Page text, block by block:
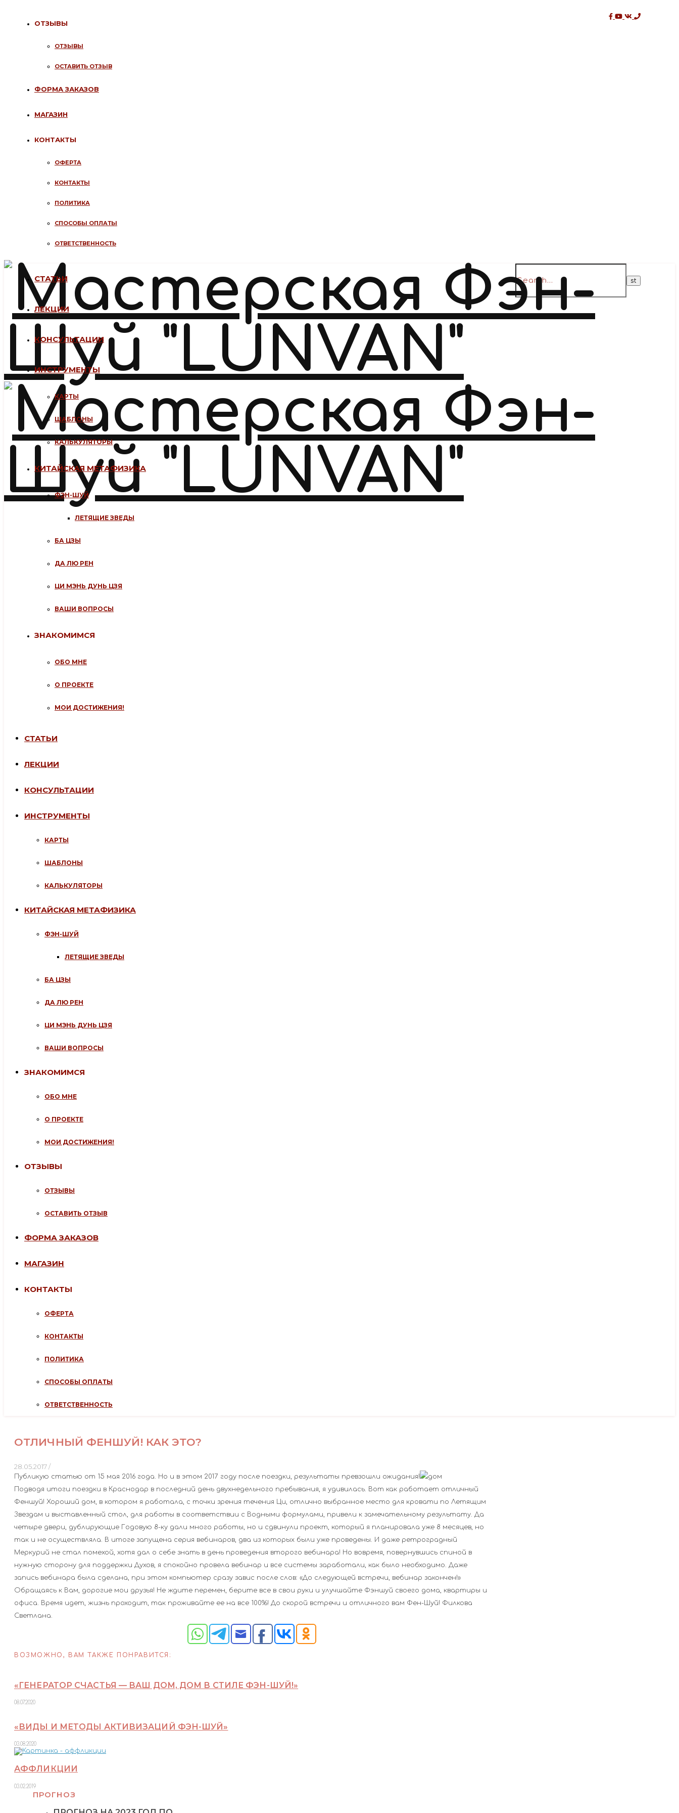
ОТЗЫВЫ
ОТЗЫВЫ
ОСТАВИТЬ ОТЗЫВ
ФОРМА ЗАКАЗОВ
МАГАЗИН
КОНТАКТЫ
ОФЕРТА
КОНТАКТЫ
ПОЛИТИКА
СПОСОБЫ ОПЛАТЫ
ОТВЕТСТВЕННОСТЬ
СТАТЬИ
ЛЕКЦИИ
КОНСУЛЬТАЦИИ
ИНСТРУМЕНТЫ
КАРТЫ
ШАБЛОНЫ
КАЛЬКУЛЯТОРЫ
КИТАЙСКАЯ МЕТАФИЗИКА
ФЭН-ШУЙ
ЛЕТЯЩИЕ ЗВЕДЫ
БА ЦЗЫ
ДА ЛЮ РЕН
ЦИ МЭНЬ ДУНЬ ЦЗЯ
ВАШИ ВОПРОСЫ
ЗНАКОМИМСЯ
ОБО МНЕ
О ПРОЕКТЕ
МОИ ДОСТИЖЕНИЯ!
СТАТЬИ
ЛЕКЦИИ
КОНСУЛЬТАЦИИ
ИНСТРУМЕНТЫ
КАРТЫ
ШАБЛОНЫ
КАЛЬКУЛЯТОРЫ
КИТАЙСКАЯ МЕТАФИЗИКА
ФЭН-ШУЙ
ЛЕТЯЩИЕ ЗВЕДЫ
БА ЦЗЫ
ДА ЛЮ РЕН
ЦИ МЭНЬ ДУНЬ ЦЗЯ
ВАШИ ВОПРОСЫ
ЗНАКОМИМСЯ
ОБО МНЕ
О ПРОЕКТЕ
МОИ ДОСТИЖЕНИЯ!
ОТЗЫВЫ
ОТЗЫВЫ
ОСТАВИТЬ ОТЗЫВ
ФОРМА ЗАКАЗОВ
МАГАЗИН
КОНТАКТЫ
ОФЕРТА
КОНТАКТЫ
ПОЛИТИКА
СПОСОБЫ ОПЛАТЫ
ОТВЕТСТВЕННОСТЬ
ОТЛИЧНЫЙ ФЕНШУЙ! КАК ЭТО?
28.05.2017/
Публикую статью от 15 мая 2016 года. Но и в этом 2017 году после поездки, результаты превзошли ожидания!
Подводя итоги поездки в Краснодар в последний день двухнедельного пребывания, я удивилась. Вот как работает отличный
Феншуй! Хороший дом, в котором я работала, с точки зрения течения Ци, отлично выбранное место для кровати по Летящим
Звездам и выставленный стол, для работы в соответствии с Водными формулами, привели к замечательному результату. Да
четыре двери, дублирующие Годовую 8-ку дали много работы, но и сдвинули проект, который я планировала уже 8 месяцев, но
так и не осуществляла. В итоге запущена серия вебинаров, два из которых были уже проведены. И даже ретроградный
Меркурий не стал помехой, хотя дал о себе знать в день проведения второго вебинара! Но вовремя, повернувшись спиной в
нужную сторону для поддержки Духов, я спокойно провела вебинар и все системы заработали, как было необходимо. Даже
запись вебинара была сделана, при этом компьютер сразу завис после слов: «До следующей встречи, вебинар закончен!»
Обращаясь к Вам, дорогие мои друзья! Не ждите перемен, берите все в свои руки и улучшайте Фэншуй своего дома, квартиры и
офиса. Время идет, жизнь проходит, так проживайте ее на все 100%! До скорой встречи и отличного вам Фен-Шуй! Филкова
Светлана.
ВОЗМОЖНО, ВАМ ТАКЖЕ ПОНРАВИТСЯ:
«ГЕНЕРАТОР СЧАСТЬЯ — ВАШ ДОМ, ДОМ В СТИЛЕ ФЭН-ШУЙ!»
08.07.2020
«ВИДЫ И МЕТОДЫ АКТИВИЗАЦИЙ ФЭН-ШУЙ»
03.08.2020
АФФЛИКЦИИ
03.02.2019
ПРОГНОЗ